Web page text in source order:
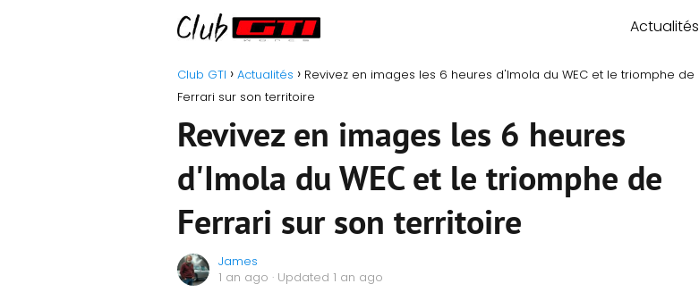
Actualités
Club GTI Actualités
Revivez en images les 6 heures d'Imola du WEC et le triomphe de
Ferrari sur son territoire
Revivez en images les 6 heures
d'Imola du WEC et le triomphe de
Ferrari sur son territoire
James
1 an ago · Updated 1 an ago